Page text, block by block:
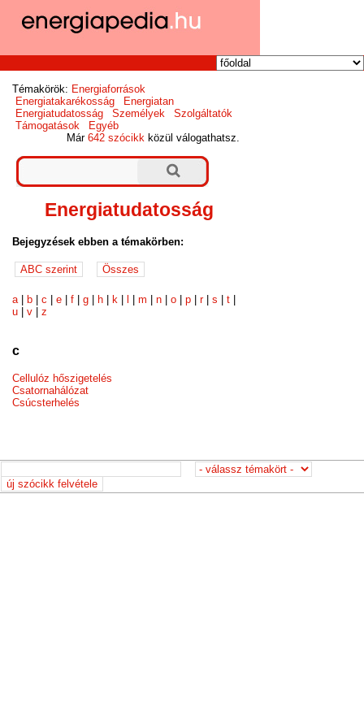
Témakörök: Energiaforrások
Energiatakarékosság
Energiatan
Energiatudatosság
Személyek
Szolgáltatók
Támogatások
Egyéb
Már642 szócikk közül válogathatsz.
Energiatudatosság
Bejegyzések ebben a témakörben:
a b |c |e |f |g h k |m |n |o |p |r|s |t
u |v |z
c
Cellulóz hőszigetelés
Csatornahálózat
Csúcsterhelés